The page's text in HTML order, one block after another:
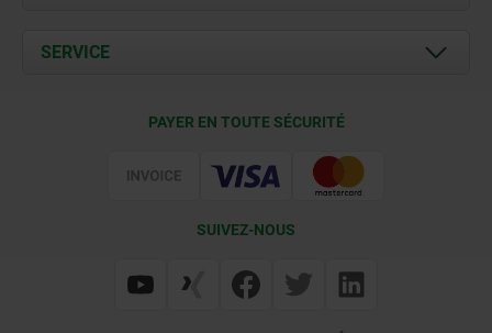
Contact
Documents
SERVICE
PAYER EN TOUTE SÉCURITÉ
SUIVEZ-NOUS